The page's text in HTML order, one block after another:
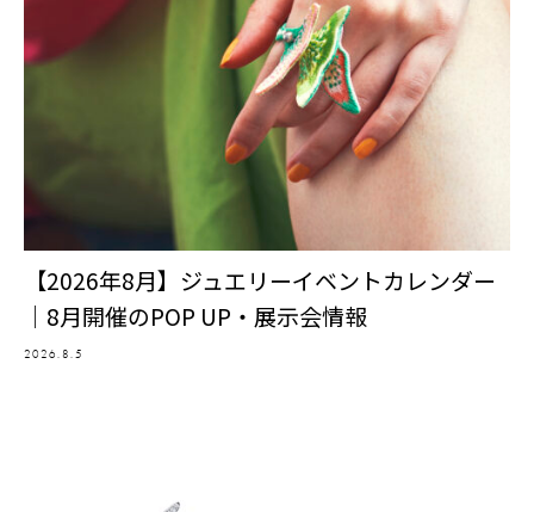
【2026年8月】ジュエリーイベントカレンダー
｜8月開催のPOP UP・展示会情報
2026.8.5